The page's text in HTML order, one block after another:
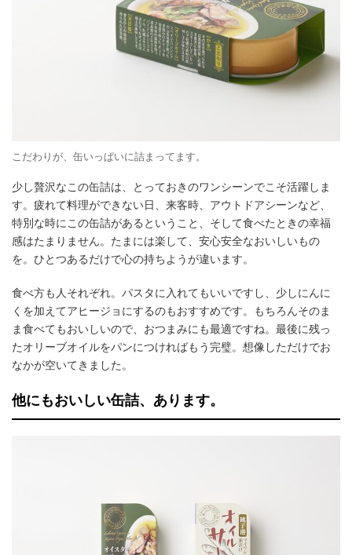
こだわりが、缶いっぱいに詰まってます。
少し贅沢なこの缶詰は、とっておきのワンシーンでこそ活躍しま
す。疲れて料理ができない日、来客時、アウトドアシーンなど、
特別な時にこの缶詰があるということ、そして食べたときの幸福
感はたまりません。たまには楽して、安心安全なおいしいもの
を。ひとつあるだけで心の持ちようが違います。
食べ方も人それぞれ。パスタに入れてもいいですし、少しにんに
くを加えてアヒージョにするのもおすすめです。もちろんそのま
ま食べてもおいしいので、おつまみにも最適ですね。最後に残っ
たオリーブオイルをパンにつければもう完璧。想像しただけでお
なかが空いてきました。
他にもおいしい缶詰、あります。